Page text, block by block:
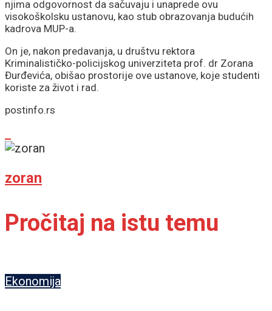
njima odgovornost da sačuvaju i unaprede ovu
visokoškolsku ustanovu, kao stub obrazovanja budućih
kadrova MUP-a.
On je, nakon predavanja, u društvu rektora
Kriminalističko-policijskog univerziteta prof. dr Zorana
Đurđevića, obišao prostorije ove ustanove, koje studenti
koriste za život i rad.
postinfo.rs
zoran
Pročitaj na istu temu
Ekonomija